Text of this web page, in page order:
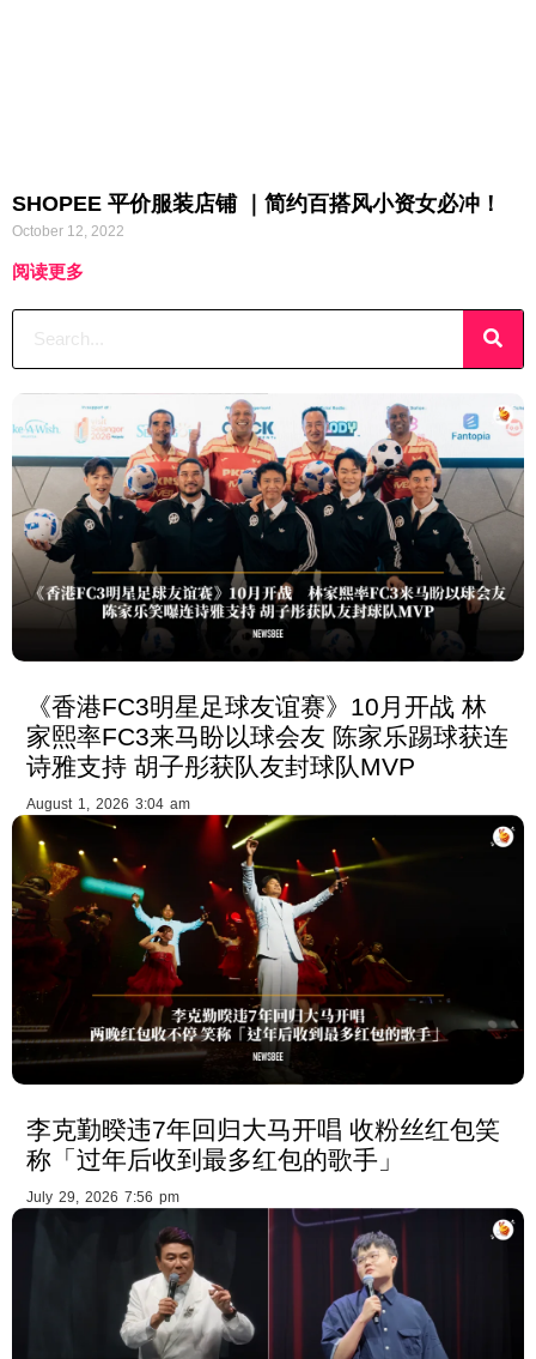
SHOPEE 平价服装店铺 ｜简约百搭风小资女必冲！
October 12, 2022
阅读更多
《香港FC3明星足球友谊赛》10月开战 林
家熙率FC3来马盼以球会友 陈家乐踢球获连
诗雅支持 胡子彤获队友封球队MVP
August 1, 2026 3:04 am
李克勤暌违7年回归大马开唱 收粉丝红包笑
称「过年后收到最多红包的歌手」
July 29, 2026 7:56 pm